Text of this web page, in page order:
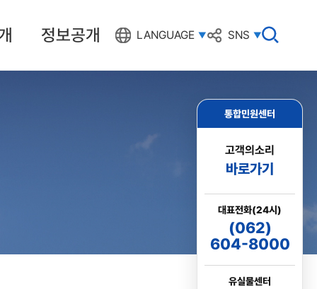
정보공개 LANGUAGE SNS
검
색
열
통합민원센터
고객의소리
바로가기
대표전화(24시)
(062)
604-8000
유실물센터